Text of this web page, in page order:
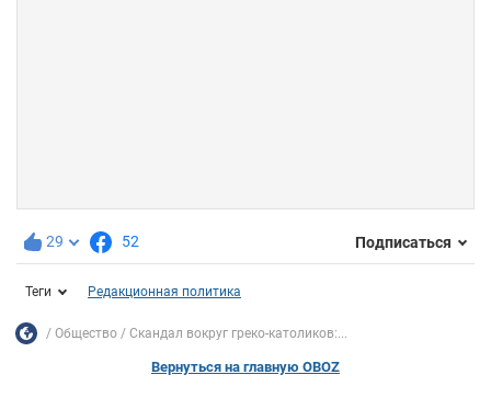
29 52 Подписаться
Теги Редакционная политика
Общество Скандал вокруг греко-католиков:...
Вернуться на главную OBOZ